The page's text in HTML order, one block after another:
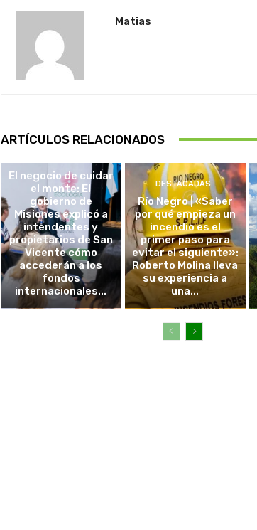
Matias
ARTÍCULOS RELACIONADOS
El negocio de cuidar
el monte: El
gobierno de
Misiones explicó a
intendentes y
propietarios de San
Vicente cómo
accederán a los
fondos
internacionales...
DESTACADAS
Río Negro | «Saber
por qué empieza un
incendio es el
primer paso para
evitar el siguiente»:
Roberto Molina lleva
su experiencia a
una...